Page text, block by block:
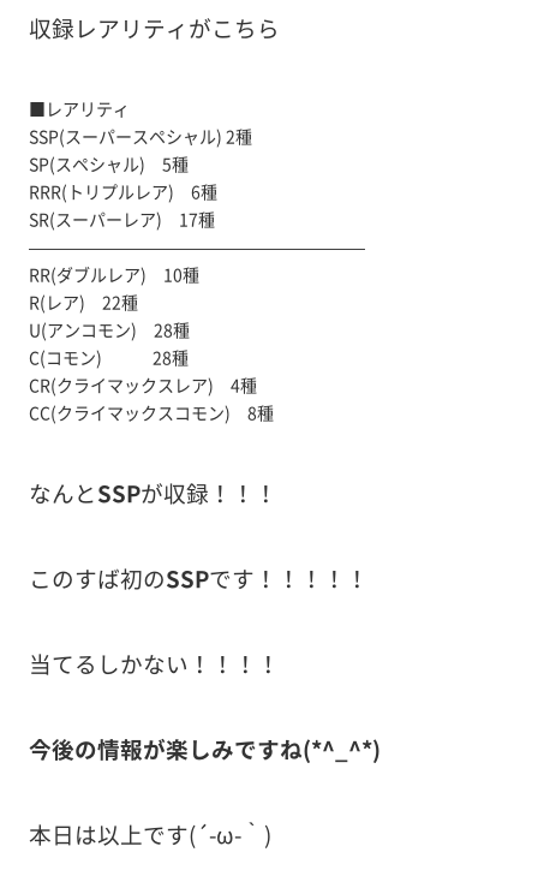
収録レアリティがこちら
■レアリティ
SSP(スーパースペシャル) 2種
SP(スペシャル) 5種
RRR(トリプルレア) 6種
SR(スーパーレア) 17種
————————————————————
RR(ダブルレア) 10種
R(レア) 22種
U(アンコモン) 28種
C(コモン) 28種
CR(クライマックスレア) 4種
CC(クライマックスコモン) 8種
なんとSSPが収録！！！
このすば初のSSPです！！！！！
当てるしかない！！！！
今後の情報が楽しみですね(*^_^*)
本日は以上です(´-ω-｀)